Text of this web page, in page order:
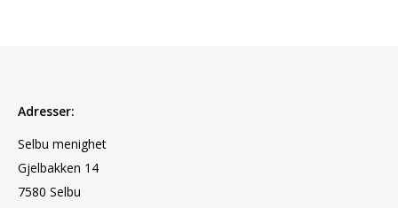
Adresser:
Selbu menighet
Gjelbakken 14
7580 Selbu